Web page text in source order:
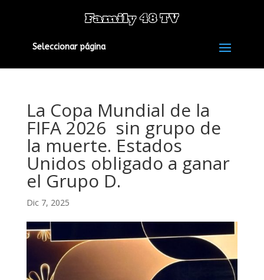
Seleccionar página
La Copa Mundial de la
FIFA 2026 sin grupo de
la muerte. Estados
Unidos obligado a ganar
el Grupo D.
Dic 7, 2025